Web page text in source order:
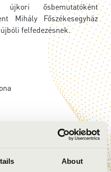
About
újkori ősbemutatóként
Mihály Főszékesegyház
felfedezésnek.